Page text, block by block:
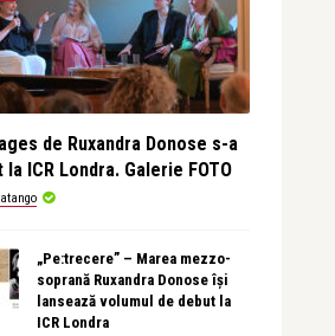
de Ruxandra Donose s-a
la ICR Londra. Galerie FOTO
„Pe:trecere” – Marea mezzo-
soprană Ruxandra Donose își
lansează volumul de debut la
ICR Londra